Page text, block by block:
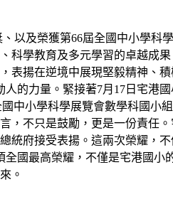
以及榮獲第66屆全國中小學科
學教育及多元學習的卓越成
表揚在逆境中展現堅毅精神、
的力量。緊接著7月17日宅港
中小學科學展覽會數學科國小
不只是鼓勵，更是一份責任
府接受表揚。這兩次榮耀，
國最高榮耀，不僅是宅港國小
。